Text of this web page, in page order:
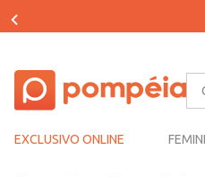
O
EXCLUSIVO ONLINE